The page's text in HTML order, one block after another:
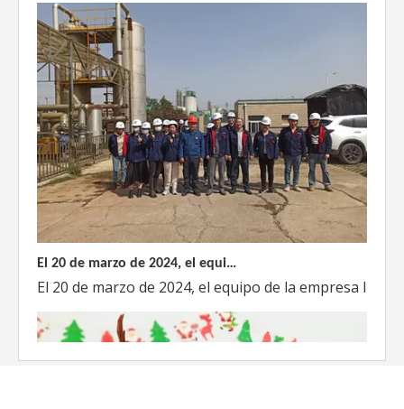
El 20 de marzo de 2024, el equipo de la empresa